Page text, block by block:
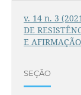
v. 14 n. 3
DE
E
SEÇÃO